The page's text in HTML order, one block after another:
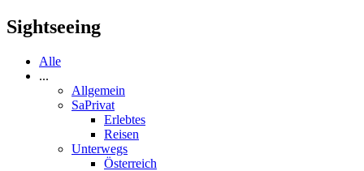
Sightseeing
Alle
...
Allgemein
SaPrivat
Erlebtes
Reisen
Unterwegs
Österreich